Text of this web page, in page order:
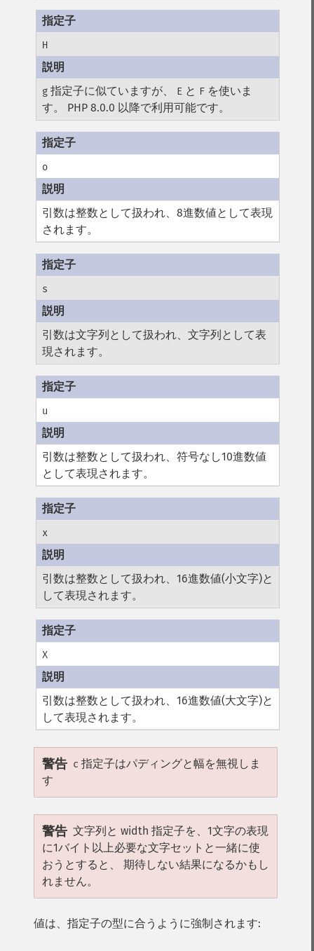
H
g 指定子に似ていますが、 E と F を使いま
す。 PHP 8.0.0 以降で利用可能です。
o
引数は整数として扱われ、8進数値として表現
されます。
s
引数は文字列として扱われ、文字列として表
現されます。
u
引数は整数として扱われ、符号なし10進数値
として表現されます。
x
引数は整数として扱われ、16進数値(小文字)と
して表現されます。
X
引数は整数として扱われ、16進数値(大文字)と
して表現されます。
警告 c 指定子はパディングと幅を無視しま
す
警告 文字列と width 指定子を、1文字の表現
に1バイト以上必要な文字セットと一緒に使
おうとすると、 期待しない結果になるかもし
れません。
値は、指定子の型に合うように強制されます: